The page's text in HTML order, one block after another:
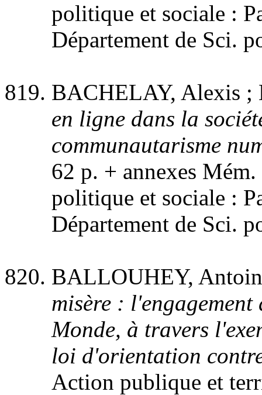
politique et sociale :
Département de Sci.
BACHELAY, Alexis
en ligne dans la
communautarisme
62 p. + annexes
politique et sociale :
Département de Sci.
BALLOUHEY,
misère :
Monde, à travers
loi d'orientation
Action publique et